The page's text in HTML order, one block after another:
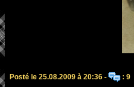
Posté le 25.08.2009 à 20:36 - : 9